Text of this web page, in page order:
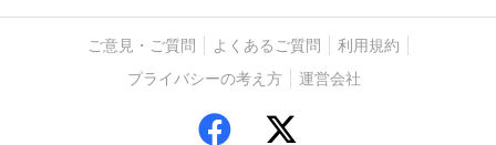
ご意見・ご質問 よくあるご質問
利用規約
プライバシーの考え方
運営会社